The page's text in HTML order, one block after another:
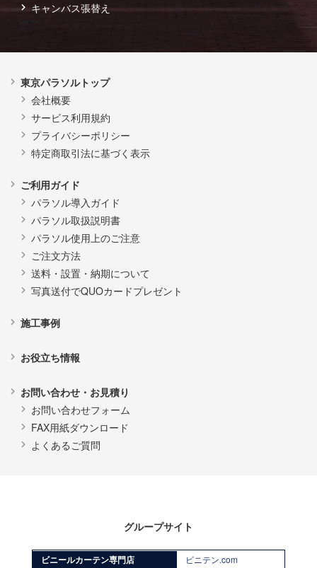
キャンバス張替え
東京パラソルトップ
会社概要
サービス利用規約
プライバシーポリシー
特定商取引法に基づく表示
ご利用ガイド
パラソル導入ガイド
パラソル取扱説明書
パラソル使用上のご注意
ご注文方法
送料・設置・納期について
写真送付でQUOカードプレゼント
施工事例
お役立ち情報
お問い合わせ・お見積り
お問い合わせフォーム
FAX用紙ダウンロード
よくあるご質問
グループサイト
ビニールカーテン専門店 ビニテン.com